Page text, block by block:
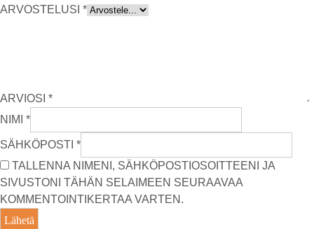
ARVOSTELUSI *
ARVIOSI *
NIMI *
SÄHKÖPOSTI *
TALLENNA NIMENI, SÄHKÖPOSTIOSOITTEENI JA
SIVUSTONI TÄHÄN SELAIMEEN SEURAAVAA
KOMMENTOINTIKERTAA VARTEN.